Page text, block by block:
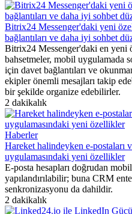
Bitrix24 Messenger'daki yeni
bağlantıları ve daha iyi sohbet
Bitrix24 Messenger'daki en
bahsetmeler, mobil uygulamada
için davet bağlantıları ve
ekipler önemli mesajları takip
bir şekilde organize edebilirler.
2 dakikalık
Haberler
Hareket halindeyken e-postaları
uygulamasındaki yeni özellikler
E-posta hesapları doğrudan
yapılandırılabilir; buna CRM
senkronizasyonu da dahildir.
2 dakikalık